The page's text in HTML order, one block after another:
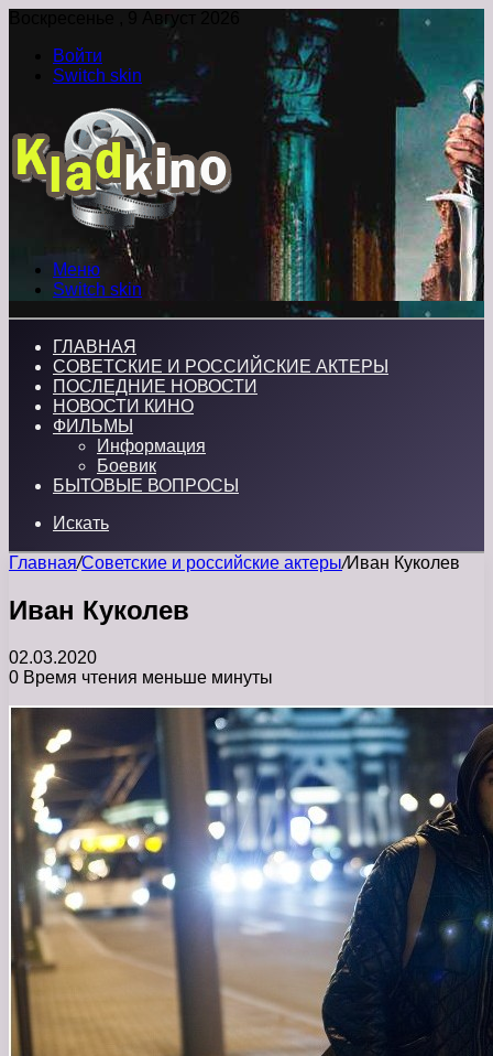
Воскресенье , 9 Август 2026
Войти
Switch skin
Меню
Switch skin
ГЛАВНАЯ
СОВЕТСКИЕ И РОССИЙСКИЕ АКТЕРЫ
ПОСЛЕДНИЕ НОВОСТИ
НОВОСТИ КИНО
ФИЛЬМЫ
Информация
Боевик
БЫТОВЫЕ ВОПРОСЫ
Искать
Главная/Советские и российские актеры/Иван Куколев
Иван Куколев
02.03.2020
0 Время чтения меньше минуты